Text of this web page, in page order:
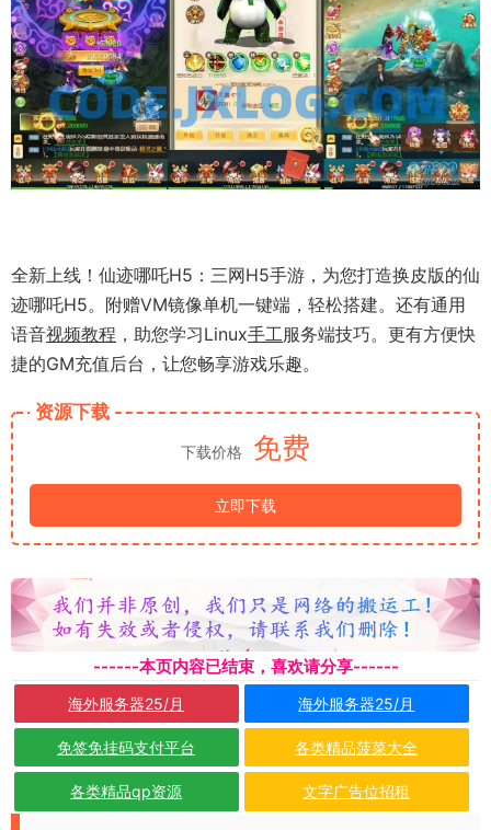
全新上线！仙迹哪吒H5：三网H5手游，为您打造换皮版的仙
迹哪吒H5。附赠VM镜像单机一键端，轻松搭建。还有通用
语音视频教程 ，助您学习Linux手工服务端技巧。更有方便快
捷的GM充值后台，让您畅享游戏乐趣。
资源下载
下载价格 免费
立即下载
------本页内容已结束，喜欢请分享------
海外服务器25/月 海外服务器25/月
免签免挂码支付平台 各类精品菠菜大全
各类精品qp资源 文字广告位招租